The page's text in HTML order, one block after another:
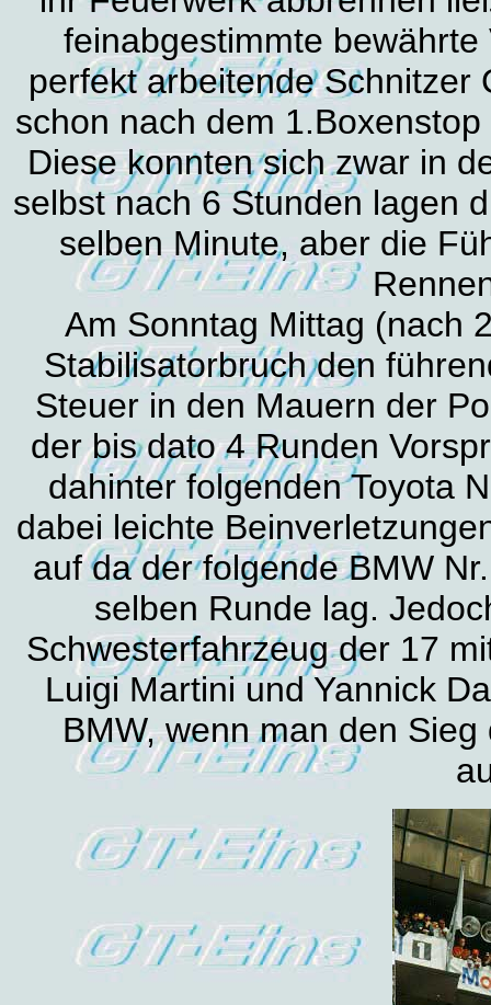
feinabgestimmte
perfekt arbeitende Schnitzer
schon nach dem
Diese konnten sich zwar in
selbst nach 6 Stunden lagen
selben Minute, aber die
Am Sonntag Mittag (nach
Stabilisatorbruch den
Steuer in den Mauern der
der bis dato 4 Runden
dahinter folgenden Toyota
dabei leichte
auf da der folgende BMW
selben Runde lag.
Schwesterfahrzeug der 17
Luigi Martini und Yannick
BMW, wenn man den